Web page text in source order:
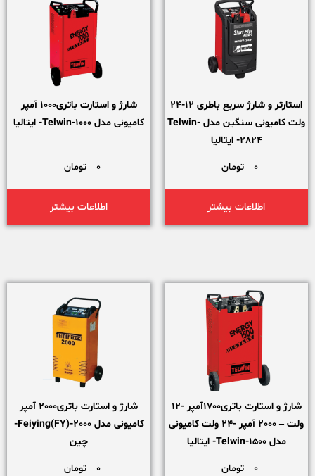
استارتر و شارژ سریع باطری 12-24
ولت کامیونی سنگین مدل Telwin-
2824- ایتالیا
0
تومان
اطلاعات بیشتر
شارژ و استارت باتری1000 آمپر
کامیونی مدل Telwin-1000- ایتالیا
0 تومان
اطلاعات بیشتر
شارژ و استارت باتری1700آمپر -12
ولت – 2000 آمپر -24 ولت کامیونی
مدل Telwin-1500- ایتالیا
0
تومان
شارژ و استارت باتری2000 آمپر
کامیونی مدل Feiying(FY)-2000-
چین
0
تومان